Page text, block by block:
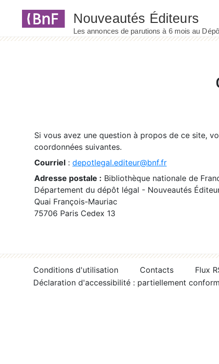
Si vous avez une question à propos de ce site,
coordonnées suivantes.
Courriel : depotlegal.editeur@bnf.fr
Adresse postale : Bibliothèque nationale de
Département du dépôt légal - Nouveautés
Quai François-Mauriac
75706 Paris Cedex 13
Conditions d'utilisation Contacts
Flux
Déclaration d'accessibilité : partiellement